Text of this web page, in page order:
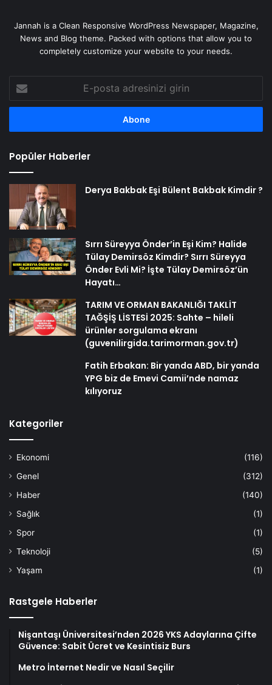
Jannah is a Clean Responsive WordPress Newspaper, Magazine,
News and Blog theme. Packed with options that allow you to
completely customize your website to your needs.
posta
adresinizi
Popüler Haberler
Derya Bakbak Eşi Bülent Bakbak Kimdir ?
Sırrı Süreyya Önder’in Eşi Kim? Halide
Tülay Demirsöz Kimdir? Sırrı Süreyya
Önder Evli Mi? İşte Tülay Demirsöz’ün
Hayatı…
TARIM VE ORMAN BAKANLIĞI TAKLİT
TAĞŞİŞ LİSTESİ 2025: Sahte – hileli
ürünler sorgulama ekranı
(guvenilirgida.tarimorman.gov.tr)
Fatih Erbakan: Bir yanda ABD, bir yanda
YPG biz de Emevi Camii’nde namaz
kılıyoruz
Kategoriler
Ekonomi
(116)
Genel
(312)
Haber
(140)
Sağlık
(1)
Spor
(1)
Teknoloji
(5)
Yaşam
(1)
Rastgele Haberler
Nişantaşı Üniversitesi’nden 2026 YKS Adaylarına Çifte
Güvence: Sabit Ücret ve Kesintisiz Burs
Metro İnternet Nedir ve Nasıl Seçilir